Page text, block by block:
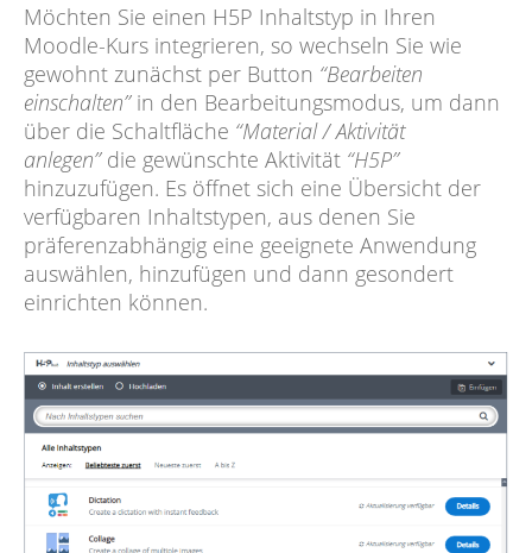
Möchten Sie einen H5P Inhaltstyp in Ihren
Moodle-Kurs integrieren, so wechseln Sie wie
gewohnt zunächst per Button “Bearbeiten
einschalten”in den Bearbeitungsmodus, um dann
über die Schaltfläche “Material / Aktivität
anlegen”die gewünschte Aktivität “H5P”
hinzuzufügen. Es öffnet sich eine Übersicht der
verfügbaren Inhaltstypen, aus denen Sie
präferenzabhängig eine geeignete Anwendung
auswählen, hinzufügen und dann gesondert
einrichten können.